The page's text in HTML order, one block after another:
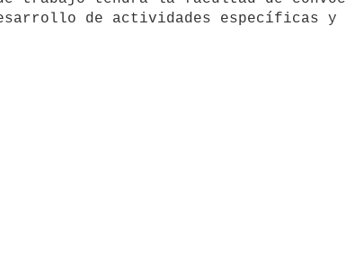
de actividades específicas